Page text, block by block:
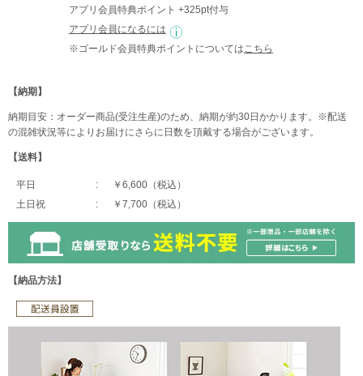
アプリ会員特典ポイント +325pt付与
アプリ会員になるには
※ゴールド会員特典ポイントについては こちら
【納期】
納期目安：オーダー商品(受注生産)のため、納期が約30日かかります。※配送
の混雑状況等によりお届けにさらに日数を頂戴する場合がございます。
【送料】
平日
￥6,600（税込）
土日祝
￥7,700（税込）
【納品方法】